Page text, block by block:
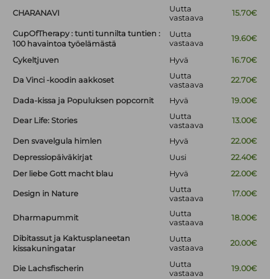
CHARANAVI
Uutta
vastaava
15.70€
CupOfTherapy : tunti tunnilta tuntien :
100 havaintoa työelämästä
Uutta
vastaava
19.60€
Cykeltjuven Hyvä 16.70€
Da Vinci -koodin aakkoset
Uutta
vastaava
22.70€
Dada-kissa ja Populuksen popcornit Hyvä 19.00€
Dear Life: Stories
Uutta
vastaava
13.00€
Den svavelgula himlen Hyvä
22.00€
Depressiopäiväkirjat
Uusi
22.40€
Der liebe Gott macht blau
Hyvä 22.00€
Design in Nature
Uutta
vastaava
17.00€
Dharmapummit
Uutta
vastaava
18.00€
Dibitassut ja Kaktusplaneetan
kissakuningatar
Uutta
vastaava
20.00€
Die Lachsfischerin
Uutta
vastaava
19.00€